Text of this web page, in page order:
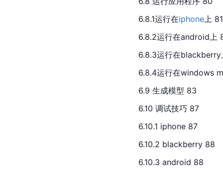
6.8.1运行在iphone 上 81
6.8.2运行在android上
6.8.3运行在
6.8.4运行在windows
6.9 生成模型 83
6.10 调试技巧 87
6.10.1 iphone 87
6.10.2 blackberry 88
6.10.3 android 88